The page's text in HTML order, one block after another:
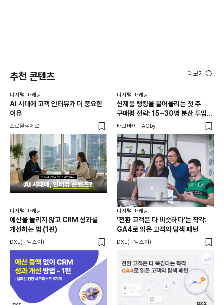
추천 콘텐츠 더보기
디지털 마케팅
AI 시대에 고객 인터뷰가 더 중요한
이유
프로블럼제로
디지털 마케팅
신제품 랭킹을 끌어올리는 첫 주
구매평 전략: 15~30명 분산 투입의
법칙
태그바이 TAGby
디지털 마케팅
예산을 늘리지 않고 CRM 성과를
개선하는 법 (1편)
DXE(디엑스이)
디지털 마케팅
'전환 고객은 다 비슷하다'는 착각:
GA4로 읽은 고객의 탐색 패턴
DXE(디엑스이)